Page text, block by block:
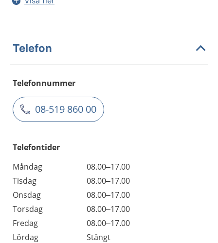
Telefon
Telefonnummer
08-519 860 00
Telefontider
Måndag
08.00–17.00
Tisdag
08.00–17.00
Onsdag
08.00–17.00
Torsdag
08.00–17.00
Fredag
08.00–17.00
Lördag
Stängt